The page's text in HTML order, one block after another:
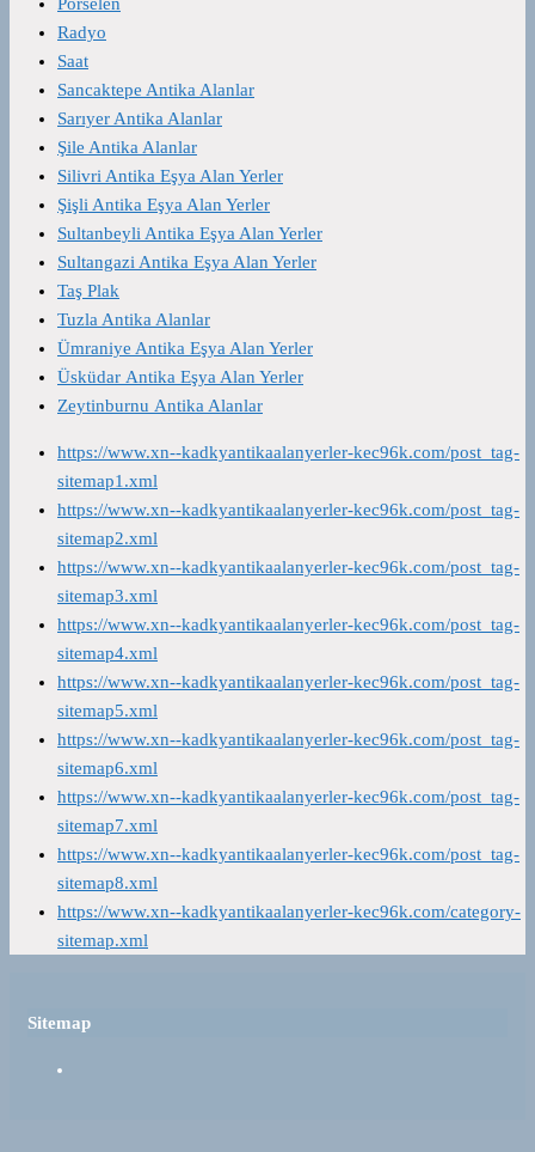
Radyo
Saat
Sancaktepe Antika Alanlar
Sarıyer Antika Alanlar
Şile Antika Alanlar
Silivri Antika Eşya Alan Yerler
Şişli Antika Eşya Alan Yerler
Sultanbeyli Antika Eşya Alan Yerler
Sultangazi Antika Eşya Alan Yerler
Taş Plak
Tuzla Antika Alanlar
Ümraniye Antika Eşya Alan Yerler
Üsküdar Antika Eşya Alan Yerler
Zeytinburnu Antika Alanlar
https://www.xn--kadkyantikaalanyerler-kec96k.com/post_tag-
sitemap1.xml
https://www.xn--kadkyantikaalanyerler-kec96k.com/post_tag-
sitemap2.xml
https://www.xn--kadkyantikaalanyerler-kec96k.com/post_tag-
sitemap3.xml
https://www.xn--kadkyantikaalanyerler-kec96k.com/post_tag-
sitemap4.xml
https://www.xn--kadkyantikaalanyerler-kec96k.com/post_tag-
sitemap5.xml
https://www.xn--kadkyantikaalanyerler-kec96k.com/post_tag-
sitemap6.xml
https://www.xn--kadkyantikaalanyerler-kec96k.com/post_tag-
sitemap7.xml
https://www.xn--kadkyantikaalanyerler-kec96k.com/post_tag-
sitemap8.xml
https://www.xn--kadkyantikaalanyerler-kec96k.com/category-
sitemap.xml
Sitemap